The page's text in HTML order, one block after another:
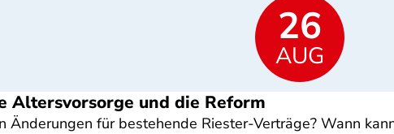
26
AUG
Altersvorsorge und die Reform
für bestehende Riester-Verträge? Wann